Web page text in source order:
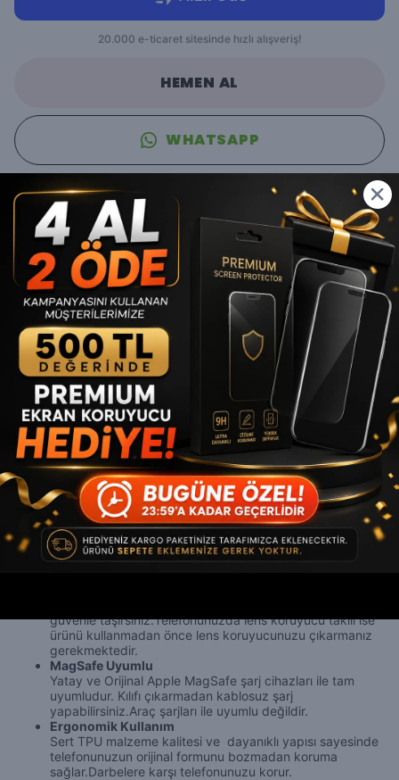
HEMEN AL
WHATSAPP
Ücretsiz Kargo
En Uygun Fiyat Garantisi
Ürün Açıklaması
Change MagSafe Kılıfile iPhone’unuzu anındaYeni iPhone 17
Serisi estetiğine kavuşturun
. Sadece görünüm açısından
değil, koruma ve işlevsellik açısından da öne çıkan bu kılıf, hem
şık hem akıllı bir tercih.
iPhone’unuza modern bir dokunuş katmak ve onu yepyeni
bir17 Serisimodeli gibi göstermek istiyorsanız , Change
MagSafe Kılıf tam size göre.
Premium Tasarım & Görünüm
Şık renkleriyle dikkat çeken bu kılıf, modern ve lüks bir
dokunuş sunar. Özel tasarımı sayesinde telefonunuza
takıldığında, adetayepyeni bir17 Serisihavası verir.
Lens Koruma Özelliği
Kamera lensleri için yükseltilmiş çerçevelerle
güvenle taşırsınız.Telefonunuzda lens koruyucu takılı ise
ürünü kullanmadan önce lens koruyucunuzu çıkarmanız
gerekmektedir.
MagSafe Uyumlu
Yatay ve Orijinal Apple MagSafe şarj cihazları ile tam
uyumludur. Kılıfı çıkarmadan kablosuz şarj
yapabilirsiniz.Araç şarjları ile uyumlu değildir.
Ergonomik Kullanım
Sert TPU malzeme kalitesi ve dayanıklı yapısı sayesinde
telefonunuzun orijinal formunu bozmadan koruma
sağlar.Darbelere karşı telefonunuzu korur.